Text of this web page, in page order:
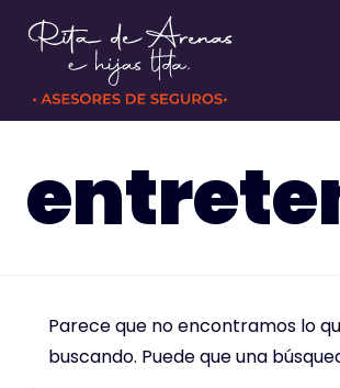
Saltar
contenido
Parece que no encontramos lo
buscando. Puede que una